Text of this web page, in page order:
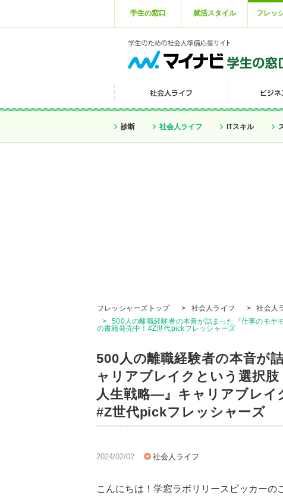
学生の窓口 就活スタイル フレッ
診断 社会人ライフ ITスキル
フレッシャーズトップ > 社会人ライフ >
社会人
>
500人の離職経験者の本音が詰まった『仕事のモ
の書籍発売中！#Z世代pickフレッシャーズ
500人の離職経験者の本音が
ャリアブレイクという選択
人生戦略―』キャリアブレイ
#Z世代pickフレッシャーズ
2024/02/02 社会人ライフ
こんにちは！学窓ラボリリースピッカー